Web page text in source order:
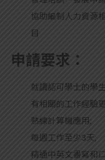
協助編制人力資源
目
申請要求：
就讀認可學士的學
有相關的工作經驗
熟練計算機應用;
每週工作至少3天;
精通中英文書寫和